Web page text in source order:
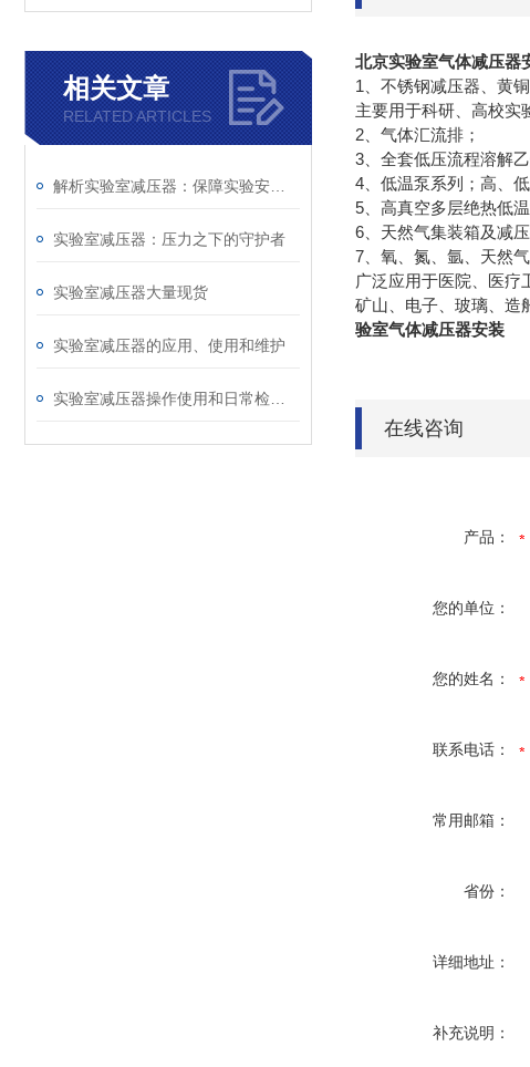
相关文章
RELATED ARTICLES
实验室减压器：压力之下的守护者
实验室减压器大量现货
实验室减压器的应用、使用和维护
北京实验室气体减压器
1、不锈钢减压器、黄
主要用于科研、高校实
2、气体汇流排；
3、全套低压流程溶解乙
4、低温泵系列；高、
5、高真空多层绝热低
6、天然气集装箱及减
7、氧、氮、氩、天然
广泛应用于医院、医疗
矿山、电
验室气体减压器安装
在线咨询
产品：
您的单位：
您的姓名：
联系电话：
常用邮箱：
省份：
详细地址：
补充说明：